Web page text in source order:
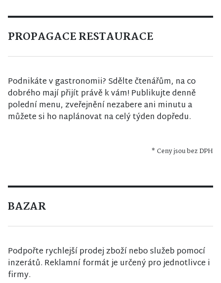
PROPAGACE RESTAURACE
Podnikáte v gastronomii? Sdělte čtenářům, na co
dobrého mají přijít právě k vám! Publikujte denně
polední menu, zveřejnění nezabere ani minutu a
můžete si ho naplánovat na celý týden dopředu.
* Ceny jsou bez DPH
BAZAR
Podpořte rychlejší prodej zboží nebo služeb pomocí
inzerátů. Reklamní formát je určený pro jednotlivce i
firmy.